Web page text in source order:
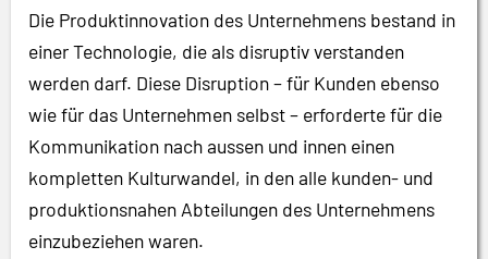
Die Produktinnovation des Unternehmens bestand in
einer Technologie, die als disruptiv verstanden
werden darf. Diese Disruption – für Kunden ebenso
wie für das Unternehmen selbst – erforderte für die
Kommunikation nach aussen und innen einen
kompletten Kulturwandel, in den alle kunden- und
produktionsnahen Abteilungen des Unternehmens
einzubeziehen waren.